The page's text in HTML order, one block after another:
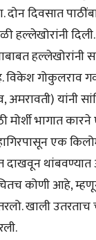
दोन‎ दिवसात
हल्लेखोरांनी दिली.
विकेश गोकुलराव
अमरावती) यांनी
मोर्शी‎ भागात
एक‎
दाखवून
कोणी आहे,
खाली